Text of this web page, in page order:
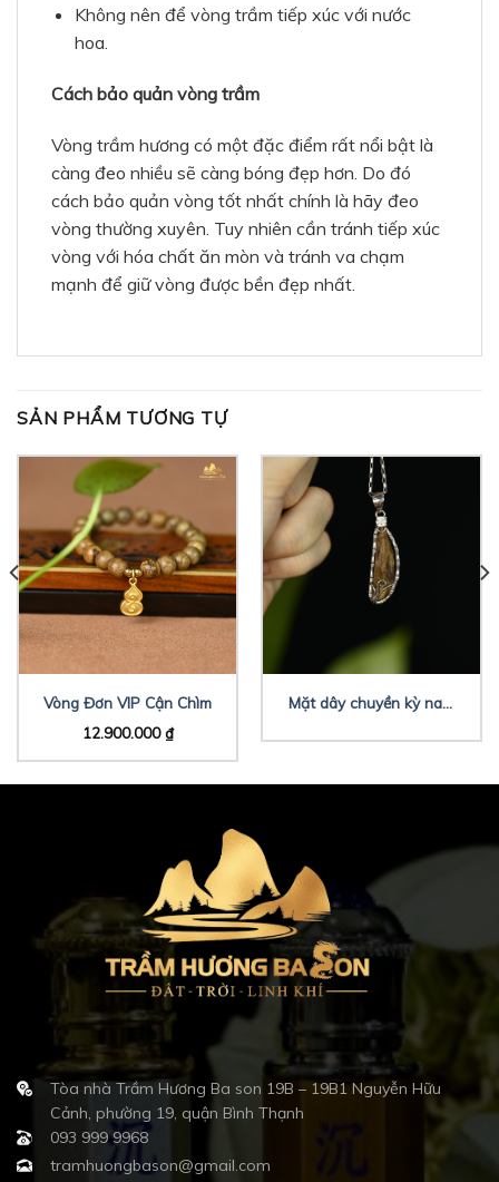
Không nên để vòng trầm tiếp xúc với nước
hoa.
Cách bảo quản vòng trầm
Vòng trầm hương có một đặc điểm rất nổi bật là
càng đeo nhiều sẽ càng bóng đẹp hơn. Do đó
cách bảo quản vòng tốt nhất chính là hãy đeo
vòng thường xuyên. Tuy nhiên cần tránh tiếp xúc
vòng với hóa chất ăn mòn và tránh va chạm
mạnh để giữ vòng được bền đẹp nhất.
SẢN PHẨM TƯƠNG TỰ
Vòng Đơn VIP Cận Chìm
12.900.000₫
Mặt dây chuyền kỳ nam
Tòa nhà Trầm Hương Ba son 19B – 19B1 Nguyễn Hữu
Cảnh, phường 19, quận Bình Thạnh
093 999 9968
tramhuongbason@gmail.com